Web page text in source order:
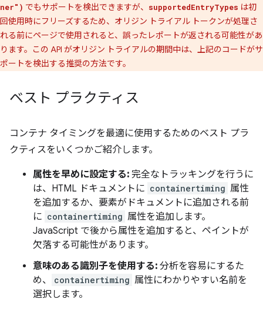
ner") でもサポートを検出できますが、 supportedEntryTypes は初
回使用時にフリーズするため、オリジン トライアル トークンが処理さ
れる前にページで使用されると、誤ったレポートが返される可能性があ
ります。この API がオリジン トライアルの期間中は、上記のコードがサ
ポートを検出する推奨の方法です。
ベスト プラクティス
コンテナ タイミングを最適に使用するためのベスト プラ
クティスをいくつかご紹介します。
属性を早めに設定する: 完全なトラッキングを行うに
は、HTML ドキュメントに containertiming 属性
を追加するか、要素がドキュメントに追加される前
に containertiming 属性を追加します。
JavaScript で後から属性を追加すると、ペイントが
欠落する可能性があります。
意味のある識別子を使用する: 分析を容易にするた
め、
containertiming 属性にわかりやすい名前を
選択します。